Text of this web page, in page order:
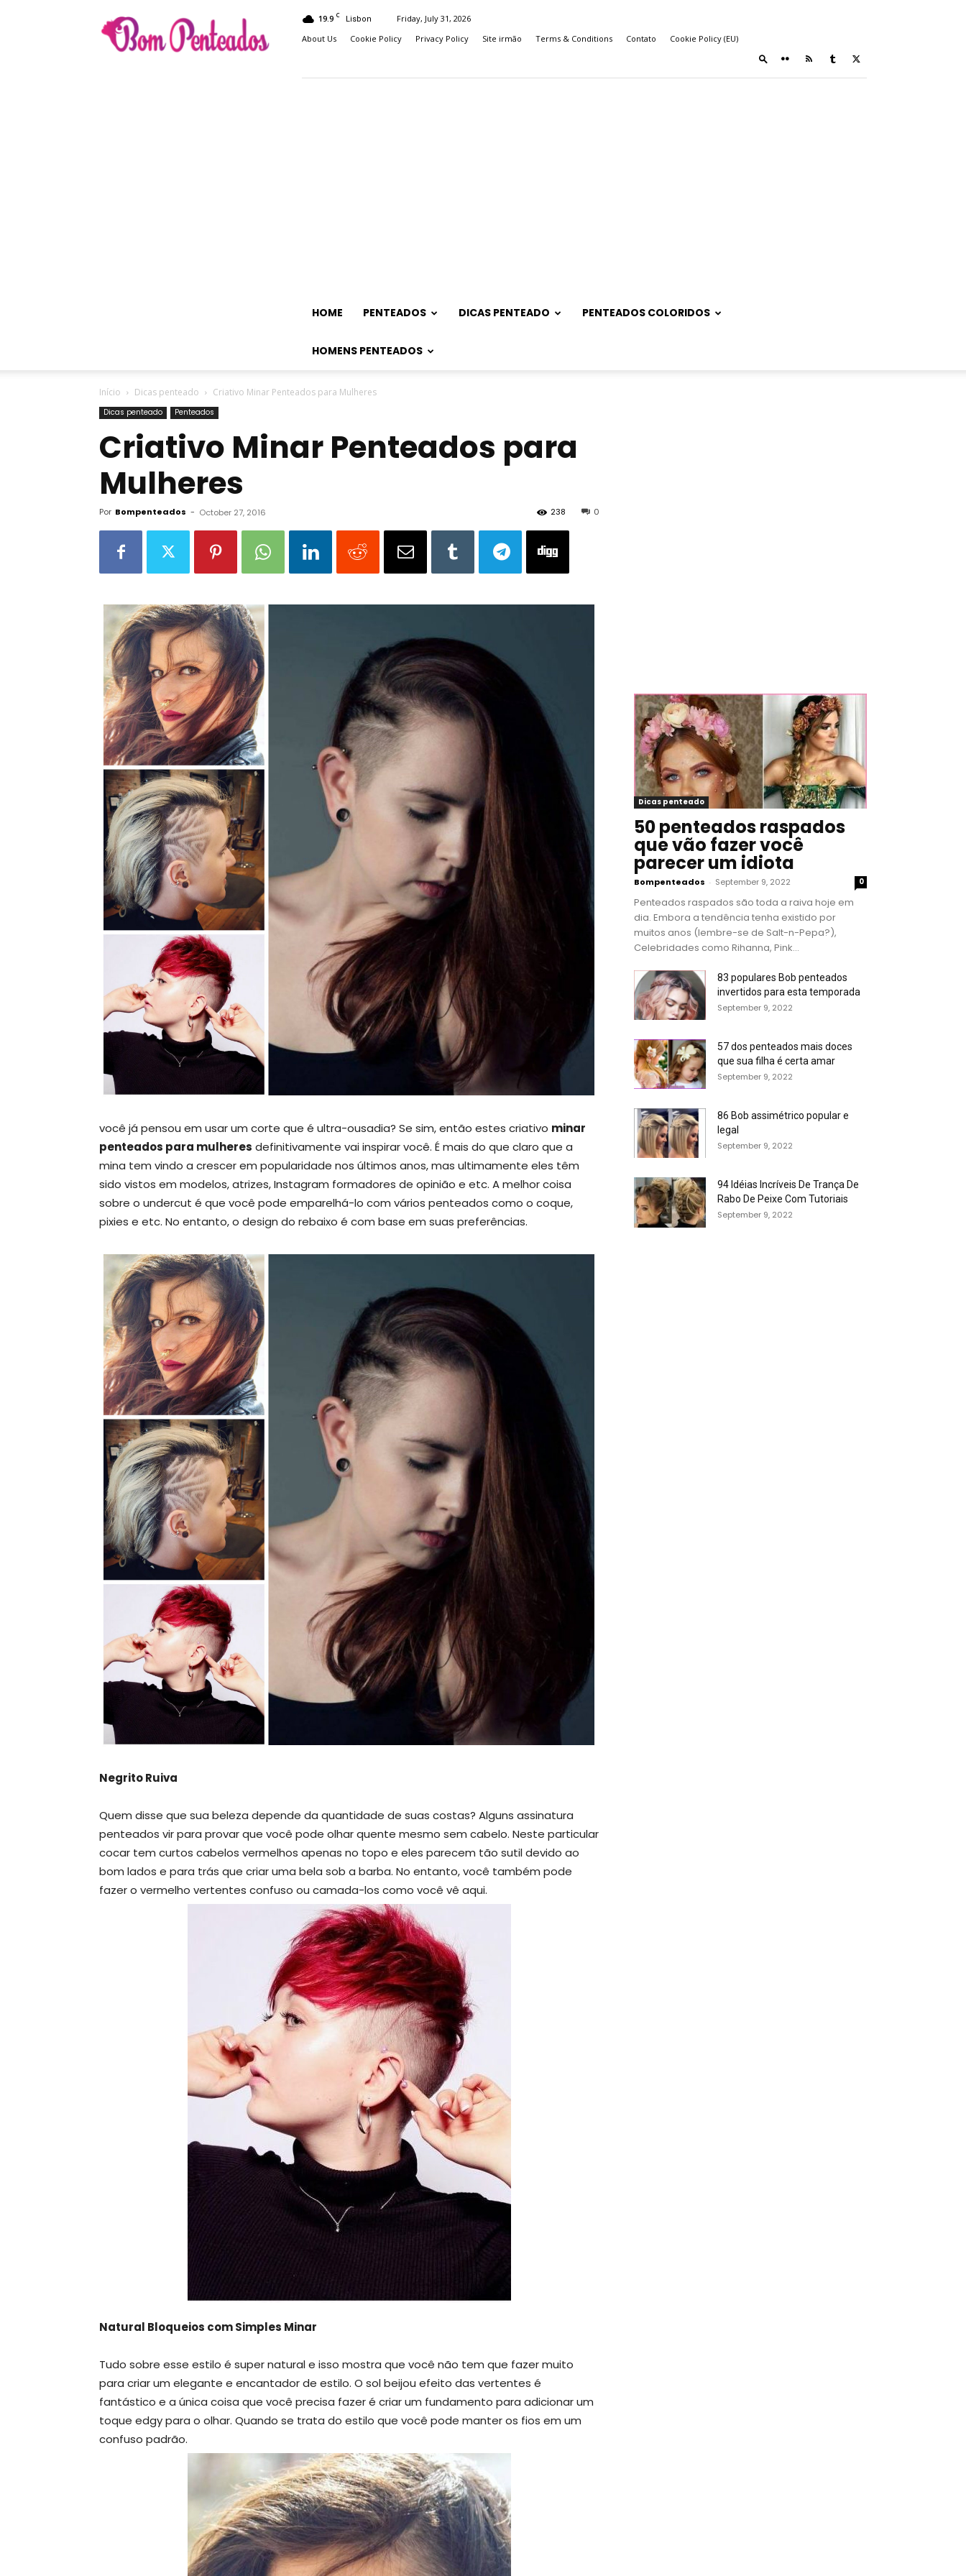
Penteados
19.9 C Lisbon
Friday, July 31, 2026
About Us
Cookie Policy Privacy Policy Site irmão Terms & Conditions Contato Cookie Policy (EU)
HOME PENTEADOS DICAS PENTEADO PENTEADOS COLORIDOS
HOMENS PENTEADOS
Início Dicas penteado Criativo Minar Penteados para Mulheres
Dicas penteado Penteados
Criativo Minar Penteados para
Mulheres
Por Bompenteados - October 27, 2016 0
238
você já pensou em usar um corte que é ultra-ousadia? Se sim, então estes criativo minar
penteados para mulheres definitivamente vai inspirar você. É mais do que claro que a
mina tem vindo a crescer em popularidade nos últimos anos, mas ultimamente eles têm
sido vistos em modelos, atrizes, Instagram formadores de opinião e etc. A melhor coisa
sobre o undercut é que você pode emparelhá-lo com vários penteados como o coque,
pixies e etc. No entanto, o design do rebaixo é com base em suas preferências.
Negrito Ruiva
Quem disse que sua beleza depende da quantidade de suas costas? Alguns assinatura
penteados vir para provar que você pode olhar quente mesmo sem cabelo. Neste particular
cocar tem curtos cabelos vermelhos apenas no topo e eles parecem tão sutil devido ao
bom lados e para trás que criar uma bela sob a barba. No entanto, você também pode
fazer o vermelho vertentes confuso ou camada-los como você vê aqui.
Natural Bloqueios com Simples Minar
Tudo sobre esse estilo é super natural e isso mostra que você não tem que fazer muito
para criar um elegante e encantador de estilo. O sol beijou efeito das vertentes é
fantástico e a única coisa que você precisa fazer é criar um fundamento para adicionar um
toque edgy para o olhar. Quando se trata do estilo que você pode manter os fios em um
confuso padrão.
Dicas penteado
50 penteados raspados
que vão fazer você
parecer um idiota
Bompenteados - September 9, 2022 0
Penteados raspados são toda a raiva hoje em
dia. Embora a tendência tenha existido por
muitos anos (lembre-se de Salt-n-Pepa?),
Celebridades como Rihanna, Pink...
83 populares Bob penteados
invertidos para esta temporada
September 9, 2022
57 dos penteados mais doces
que sua filha é certa amar
September 9, 2022
86 Bob assimétrico popular e
legal
September 9, 2022
94 Idéias Incríveis De Trança De
Rabo De Peixe Com Tutoriais
September 9, 2022